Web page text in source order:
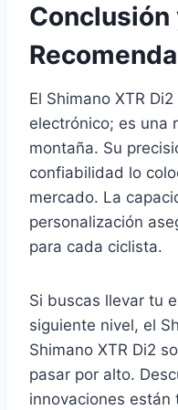
Conclusión
El Shimano XTR
electrónico; es una
montaña. Su
confiabilidad lo
mercado. La
personalización
para cada ciclista.
Si buscas llevar tu
siguiente nivel, el
Shimano XTR Di2
pasar por alto.
innovaciones